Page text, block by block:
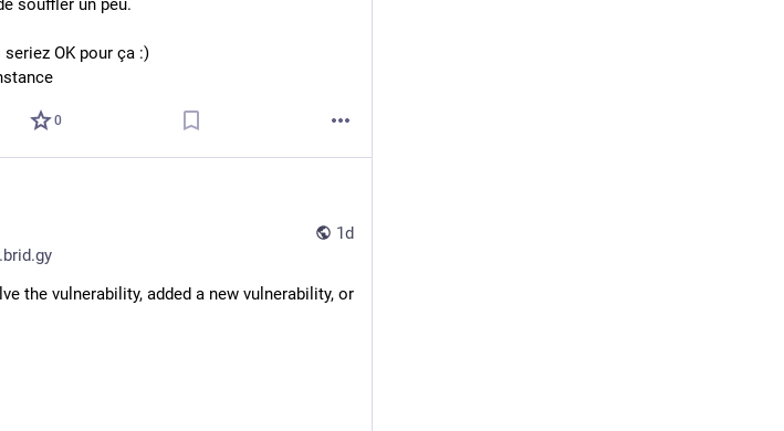
souffler un peu.
OK pour ça :)
0
1d
the vulnerability, added a new vulnerability, or